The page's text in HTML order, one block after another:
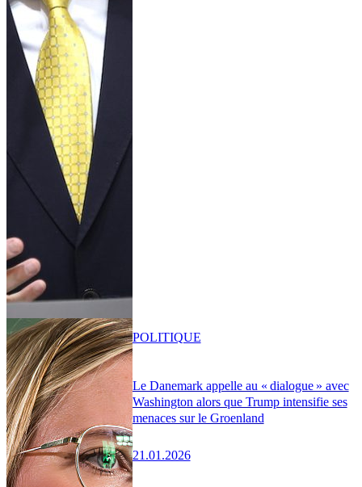
Le Danemark appelle au « dialogue » avec
Washington alors que Trump intensifie ses
menaces sur le Groenland
21.01.2026
POLITIQUE